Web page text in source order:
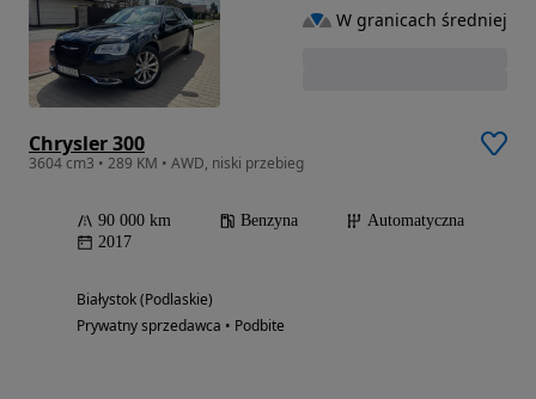
Chrysler 300
3604 cm3 • 289 KM • AWD, niski przebieg
90 000 km Benzyna
Automatyczna
2017
Białystok (Podlaskie)
Prywatny sprzedawca • Podbite
W granicach średniej